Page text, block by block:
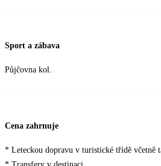
Sport a zábava
Půjčovna kol.
Cena zahrnuje
* Leteckou dopravu v turistické třídě včetně